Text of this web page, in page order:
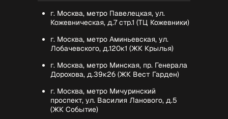
г. Москва, метро Павелецкая, ул.
Кожевническая, д.7 стр.1 (ТЦ Кожевники)
г. Москва, метро Аминьевская, ул.
Лобачевского, д.120к1 (ЖК Крылья)
г. Москва, метро Минская, пр. Генерала
Дорохова, д.39к2б (ЖК Вест Гарден)
г. Москва, метро Мичуринский
проспект, ул. Василия Ланового, д.5
(ЖК Событие)